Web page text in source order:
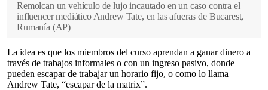
Remolcan un vehículo de lujo incautado en un caso contra el
influencer mediático Andrew Tate, en las afueras de Bucarest,
Rumanía (AP)
La idea es que los miembros del curso aprendan a ganar dinero a
través de trabajos informales o con un ingreso pasivo, donde
pueden escapar de trabajar un horario fijo, o como lo llama
Andrew Tate, “escapar de la matrix”.